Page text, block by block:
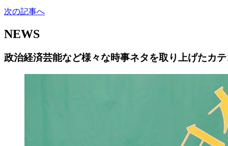
次の記事へ
NEWS
政治経済芸能など様々な時事ネタを取り上げたカ